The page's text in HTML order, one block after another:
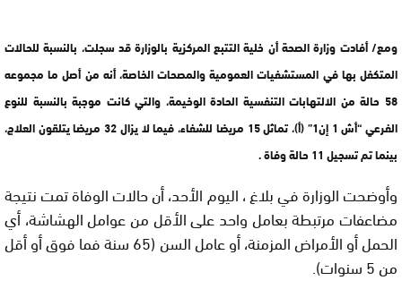
ومع/ أفادت وزارة الصحة أن خلية التتبع المركزية بالوزارة قد سجلت، بالنسبة للحالات
المتكفل بها في المستشفيات العمومية والمصحات الخاصة، أنه من أصل ما مجموعه
58 حالة من الالتهابات التنفسية الحادة الوخيمة، والتي كانت موجبة بالنسبة للنوع
الفرعي “أش 1 إن1” (أ)، تماثل 15 مريضا للشفاء، فيما لا يزال 32 مريضا يتلقون العلاج،
بينما تم تسجيل 11 حالة وفاة .
وأوضحت الوزارة في بلاغ ، اليوم الأحد، أن حالات الوفاة تمت نتيجة
مضاعفات مرتبطة بعامل واحد على الأقل من عوامل الهشاشة، أي
الحمل أو الأمراض المزمنة، أو عامل السن (65 سنة فما فوق أو أقل
من 5 سنوات).